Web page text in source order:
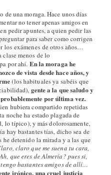
de una moraga. Hace unos días
no tener apenas amigos en
pedir apuntes, a quien pedir las
para saber como corrigen
los exámenes de otros años…
menos de lo
por ahí. En la moraga he
de vista desde hace años, y
(los habituales ya sabéis que
gente a la que saludo y
por última vez.
hubiera compartido repetidas
noche ha estado plagada de
lo típico), y más dolorosamente,
hay bastantes tías, dicho sea de
he detenido la mirada y a las que
claro que me suena tu cara,
que eres de Almería? pues si,
bastantes amigos de allí…
irónico, una cruel justicia